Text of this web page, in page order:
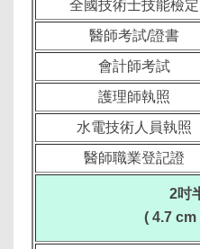
全國技術士技能檢定
醫師考試/證書
會計師考試
護理師執照
水電技術人員執照
醫師職業登記證
2吋
( 4.7 cm